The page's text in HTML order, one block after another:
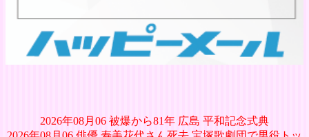
2026年08月06 被爆から81年 広島 平和記念式典